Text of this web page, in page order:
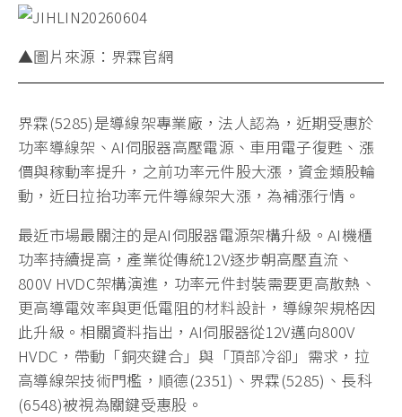
▲圖片來源：界霖官網
界霖(5285)是導線架專業廠，法人認為，近期受惠於
功率導線架、AI伺服器高壓電源、車用電子復甦、漲
價與稼動率提升，之前功率元件股大漲，資金類股輪
動，近日拉抬功率元件導線架大漲，為補漲行情。
最近市場最關注的是AI伺服器電源架構升級。AI機櫃
功率持續提高，產業從傳統12V逐步朝高壓直流、
800V HVDC架構演進，功率元件封裝需要更高散熱、
更高導電效率與更低電阻的材料設計，導線架規格因
此升級。相關資料指出，AI伺服器從12V邁向800V
HVDC，帶動「銅夾鍵合」與「頂部冷卻」需求，拉
高導線架技術門檻，順德(2351)、界霖(5285)、長科
(6548)被視為關鍵受惠股。